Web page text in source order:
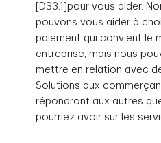
la façon dont vous
maintenant et au fur et
croissance.
Avec la TD, vous
conseils judicieux et
connectée en matière
paiements, de services
[DS3.1]pour vous aider.
pouvons vous aider à
paiement qui convient le
entreprise, mais nous
mettre en relation avec
Solutions aux
répondront aux autres
pourriez avoir sur les